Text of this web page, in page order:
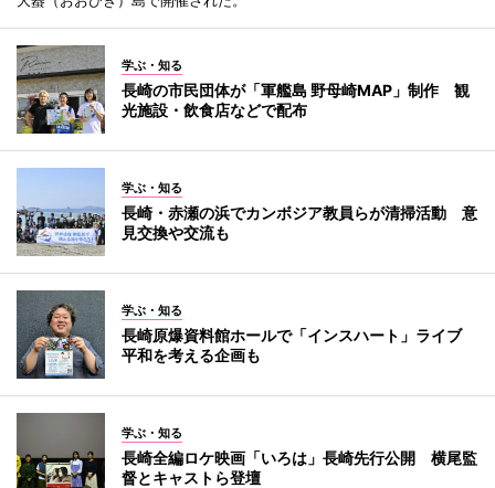
学ぶ・知る
長崎の市民団体が「軍艦島 野母崎MAP」制作 観
光施設・飲食店などで配布
学ぶ・知る
長崎・赤瀬の浜でカンボジア教員らが清掃活動 意
見交換や交流も
学ぶ・知る
長崎原爆資料館ホールで「インスハート」ライブ
平和を考える企画も
学ぶ・知る
長崎全編ロケ映画「いろは」長崎先行公開 横尾監
督とキャストら登壇